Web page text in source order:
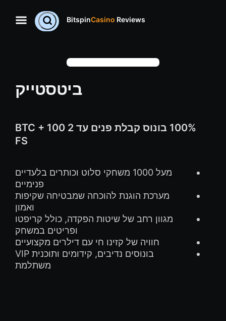
BitspinCasino Reviews
ביטסטייק
100% בונוס קבלת פנים עד 2 BTC + 100
FS
מעל 1000 משחקי סלוט וכותרים בלעדיים
פנימיים
מערכת הוגנת להוכחה שמבטיחה שקיפות
ואמון
מגוון רחב של שיטות הפקדה, כולל קריפטו
ופריטים במשחק
חוויה של קזינו חי עם דילרים מקצועיים
בונוסים נדיבים, קידומים ותוכנית VIP
משתלמת